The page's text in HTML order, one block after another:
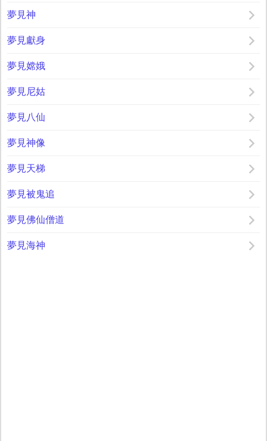
夢見神
夢見獻身
夢見嫦娥
夢見尼姑
夢見八仙
夢見神像
夢見天梯
夢見被鬼追
夢見佛仙僧道
夢見海神